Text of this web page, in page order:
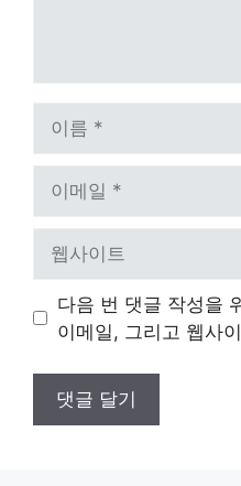
일
트
다음 번 댓글 작성을
이메일, 그리고 웹사